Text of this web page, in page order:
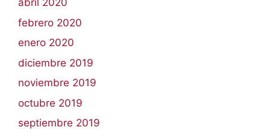
abril 2020
febrero 2020
enero 2020
diciembre 2019
noviembre 2019
octubre 2019
septiembre 2019